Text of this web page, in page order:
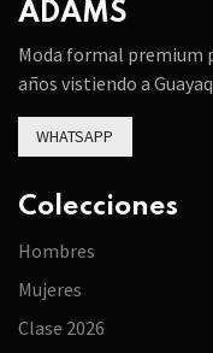
ADAMS
Moda formal premium
años vistiendo a
WHATSAPP
Colecciones
Hombres
Mujeres
Clase 2026